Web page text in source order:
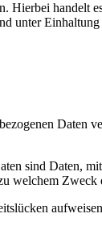
handelt
unter
Daten
sind Daten,
welchem Zweck